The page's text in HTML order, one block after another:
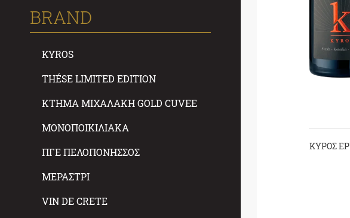
KYΡOΣ
BRAND
KYROS
THÉSE LIMITED EDITION
ΚΤΗΜΑ ΜΙΧΑΛΑΚΗ GOLD CUVEE
ΜΟΝΟΠΟΙΚΙΛΙΑΚΑ
ΠΓΕ ΠΕΛΟΠΟΝΗΣΣΟΣ
ΜΕΡΆΣΤΡΙ
VIN DE CRETE